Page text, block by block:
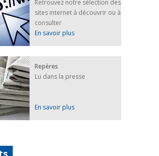
Retrouvez notre sélection des
sites internet à découvrir ou à
consulter
En savoir plus
Repères
Lu dans la presse
En savoir plus